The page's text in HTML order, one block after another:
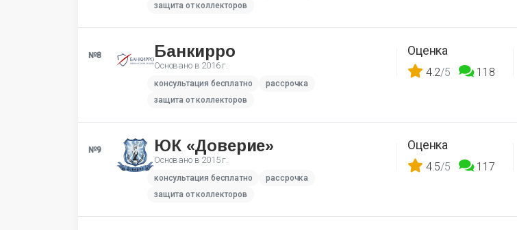
защита от коллекторов
№8 Банкирро
Основано в 2016 г.
консультация бесплатно
рассрочка
защита от коллекторов
Оценка
4.2/5 118
№9 ЮК «Доверие»
Основано в 2015 г.
консультация бесплатно
рассрочка
защита от коллекторов
Оценка
4.5/5 117